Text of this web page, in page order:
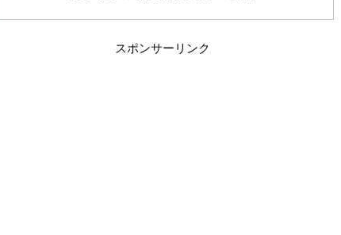
スポンサーリンク